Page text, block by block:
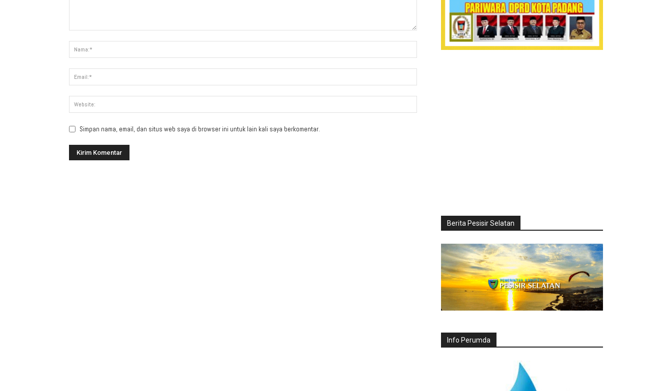
Simpan nama, email, dan situs web saya di browser ini untuk lain kali saya berkomentar.
Berita Pesisir Selatan
Info Perumda